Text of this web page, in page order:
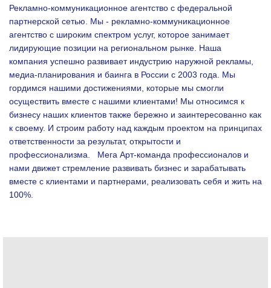
Рекламно-коммуникационное агентство с федеральной
партнерской сетью. Мы - рекламно-коммуникационное
агентство с широким спектром услуг, которое занимает
лидирующие позиции на региональном рынке. Наша
компания успешно развивает индустрию наружной рекламы,
медиа-планирования и баинга в России с 2003 года. Мы
гордимся нашими достижениями, которые мы смогли
осуществить вместе с нашими клиентами! Мы относимся к
бизнесу наших клиентов также бережно и заинтересованно как
к своему. И строим работу над каждым проектом на принципах
ответственности за результат, открытости и
профессионализма. Мега Арт-команда профессионалов и
нами движет стремление развивать бизнес и зарабатывать
вместе с клиентами и партнерами, реализовать себя и жить на
100%.